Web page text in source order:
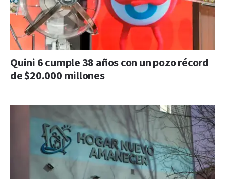
Quini 6 cumple 38 años con un pozo récord
de $20.000 millones